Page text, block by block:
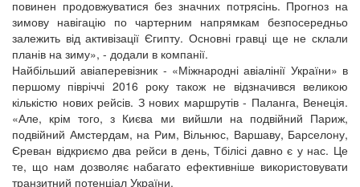
повинен продовжуватися без значних потрясінь. Прогноз на
зимову навігацію по чартерним напрямкам безпосередньо
залежить від активізації Єгипту. Основні гравці ще не склали
планів на зиму», - додали в компанії.
Найбільший авіаперевізник - «Міжнародні авіалінії України» в
першому півріччі 2016 року також не відзначився великою
кількістю нових рейсів. З нових маршрутів - Паланга, Венеція.
«Але, крім того, з Києва ми вийшли на подвійний Париж,
подвійний Амстердам, на Рим, Вільнюс, Варшаву, Барселону,
Єреван відкриємо два рейси в день, Тбілісі давно є у нас. Це
те, що нам дозволяє набагато ефективніше використовувати
транзитний потенціал України.